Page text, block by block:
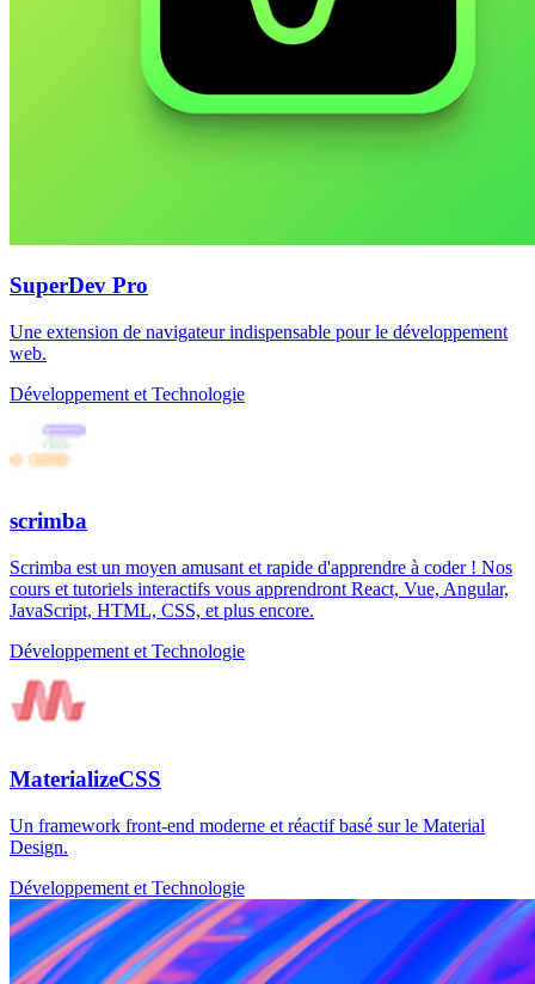
SuperDev Pro
Une extension de navigateur indispensable pour le développement
web.
Développement et Technologie
scrimba
Scrimba est un moyen amusant et rapide d'apprendre à coder ! Nos
cours et tutoriels interactifs vous apprendront React, Vue, Angular,
JavaScript, HTML, CSS, et plus encore.
Développement et Technologie
MaterializeCSS
Un framework front-end moderne et réactif basé sur le Material
Design.
Développement et Technologie